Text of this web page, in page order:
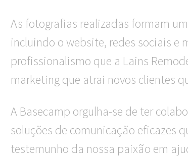
As fotografias realizadas formam
incluindo o website, redes sociais e
profissionalismo que a Lains
marketing que atrai novos clientes
A Basecamp orgulha-se de ter
soluções de comunicação eficazes
testemunho da nossa paixão em